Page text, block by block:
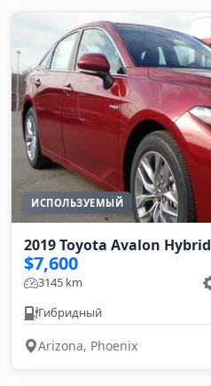
ИСПОЛЬЗУЕМЫЙ
2019 Toyota Avalon Hybrid
$7,600
3145 km
Гибридный
Arizona, Phoenix